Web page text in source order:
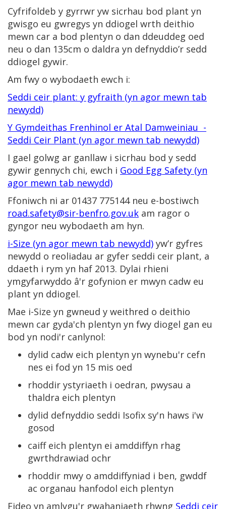
Cyfrifoldeb y gyrrwr yw sicrhau bod plant yn
gwisgo eu gwregys yn ddiogel wrth deithio
mewn car a bod plentyn o dan ddeuddeg oed
neu o dan 135cm o daldra yn defnyddio’r sedd
ddiogel gywir.
Am fwy o wybodaeth ewch i:
Seddi ceir plant: y gyfraith (yn agor mewn tab
newydd)
Y Gymdeithas Frenhinol er Atal Damweiniau -
Seddi Ceir Plant (yn agor mewn tab newydd)
I gael golwg ar ganllaw i sicrhau bod y sedd
gywir gennych chi, ewch i Good Egg Safety (yn
agor mewn tab newydd)
Ffoniwch ni ar 01437 775144 neu e-bostiwch
road.safety@sir-benfro.gov.uk am ragor o
gyngor neu wybodaeth am hyn.
i-Size (yn agor mewn tab newydd) yw’r gyfres
newydd o reoliadau ar gyfer seddi ceir plant, a
ddaeth i rym yn haf 2013. Dylai rhieni
ymgyfarwyddo â'r gofynion er mwyn cadw eu
plant yn ddiogel.
Mae i-Size yn gwneud y weithred o deithio
mewn car gyda'ch plentyn yn fwy diogel gan eu
bod yn nodi'r canlynol:
dylid cadw eich plentyn yn wynebu'r cefn
nes ei fod yn 15 mis oed
rhoddir ystyriaeth i oedran, pwysau a
thaldra eich plentyn
dylid defnyddio seddi Isofix sy'n haws i'w
gosod
caiff eich plentyn ei amddiffyn rhag
gwrthdrawiad ochr
rhoddir mwy o amddiffyniad i ben, gwddf
ac organau hanfodol eich plentyn
Fideo yn amlygu'r gwahaniaeth rhwng Seddi ceir